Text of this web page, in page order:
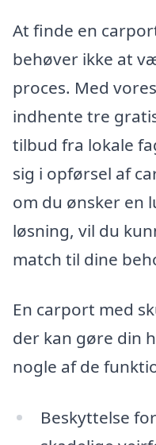
At finde en
behøver ikke at
proces. Med
indhente tre
tilbud fra lokale
sig i opførsel af
om du ønsker en
løsning, vil du
match til dine
En carport med
der kan gøre din
nogle af de
Beskyttelse